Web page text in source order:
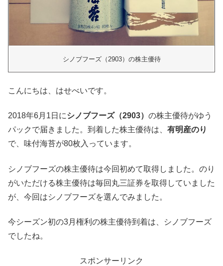
シノブフーズ（2903）の株主優待
こんにちは、はせべいです。
2018年6月1日にシノブフーズ（2903） の株主優待がゆう
パックで届きました。到着した株主優待は、 有明産のり
で、味付海苔が80枚入っています。
シノブフーズの株主優待は今回初めて取得しました。のり
がいただける株主優待は毎回丸三証券を取得していました
が、今回はシノブフーズを選んでみました。
今シーズン初の3月権利の株主優待到着は、シノブフーズ
でしたね。
スポンサーリンク